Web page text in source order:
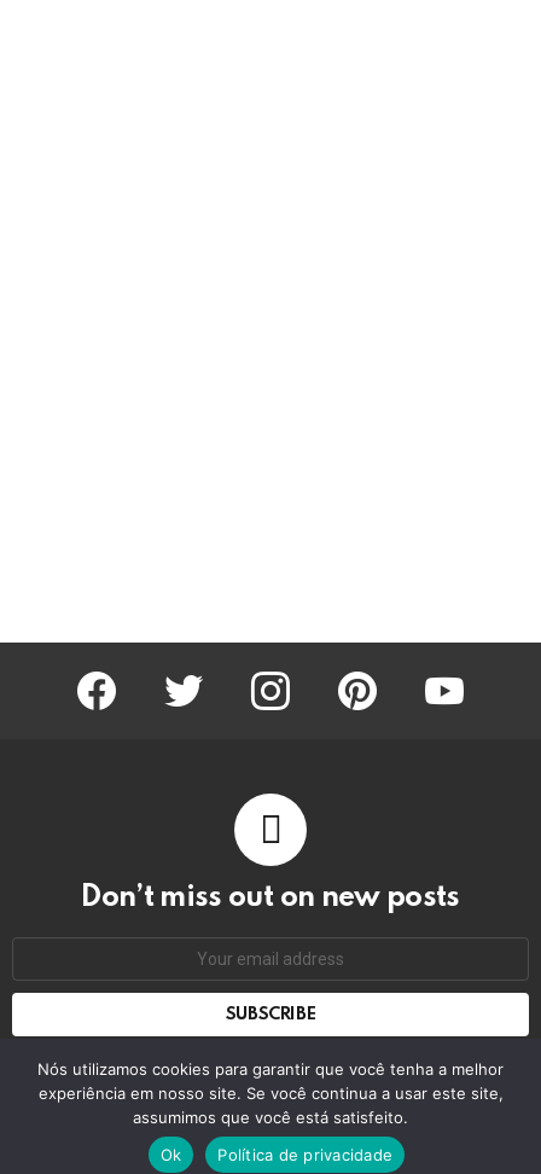
facebook twitter instagram pinterest youtube
Don’t miss out on new posts
© 2026 by bring the pixel. Remember to change this
Nós utilizamos cookies para garantir que você tenha a melhor
experiência em nosso site. Se você continua a usar este site,
assumimos que você está satisfeito.
Ok
Política de privacidade